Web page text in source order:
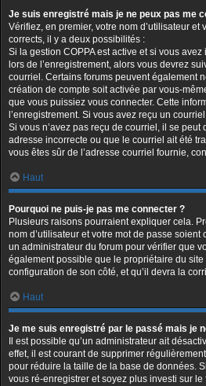
Je suis enregistré mais je ne peux pas me
Vérifiez, en premier, votre nom d’utilisateur et
corrects, il y a deux possibilités :
Si la gestion COPPA est active et si vous
lors de l’enregistrement, alors vous devrez
courriel. Certains forums peuvent également
création de compte soit activée par vous-
que vous puissiez vous connecter. Cette
l’enregistrement. Si vous avez reçu un
Si vous n’avez pas reçu de courriel, il se peut
adresse incorrecte ou que le courriel ait été
vous êtes sûr de l’adresse courriel fournie,
Haut
Pourquoi ne puis-je pas me connecter ?
Plusieurs raisons pourraient expliquer cela.
nom d’utilisateur et votre mot de passe soient
un administrateur du forum pour vérifier que
également possible que le propriétaire du
configuration de son côté, et qu’il devra la
Haut
Je me suis enregistré par le passé mais je
Il est possible qu’un administrateur ait
effet, il est courant de supprimer
pour réduire la taille de la base de données.
vous ré-enregistrer et soyez plus investi sur le